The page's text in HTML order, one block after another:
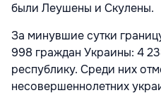
были Леушены и Скулены.
За минувшие сутки
998 граждан Украины: 4
республику. Среди них
несовершеннолетних